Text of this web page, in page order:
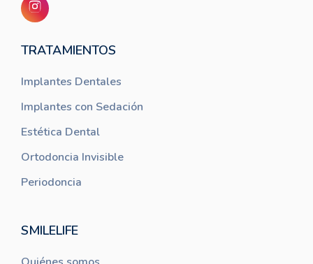
TRATAMIENTOS
Implantes Dentales
Implantes con Sedación
Estética Dental
Ortodoncia Invisible
Periodoncia
SMILELIFE